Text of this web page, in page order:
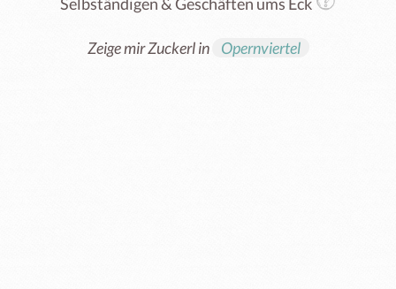
Zeige mir Zuckerl in Opernviertel